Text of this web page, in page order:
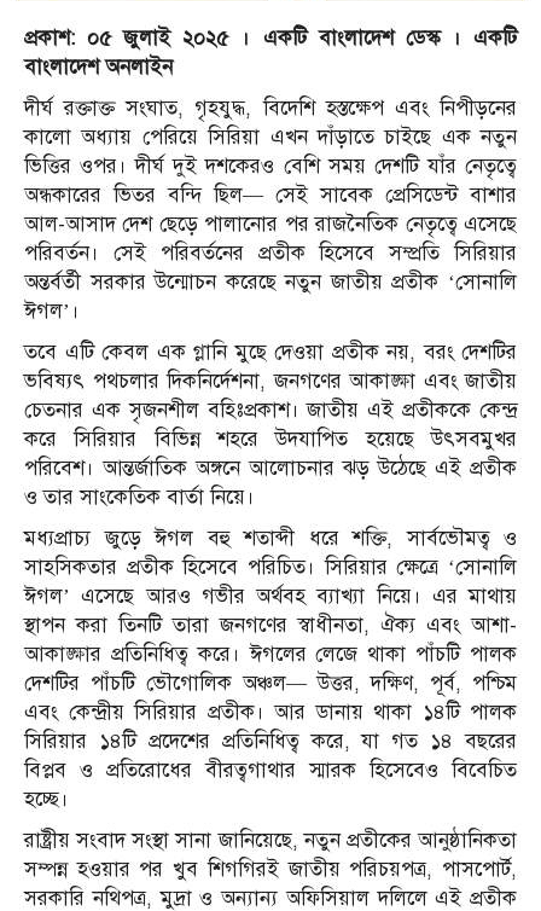
প্রকাশ: ০৫ জুলাই ২০২৫ । একটি বাংলাদেশ ডেস্ক । একটি
বাংলাদেশ অনলাইন
দীর্ঘ রক্তাক্ত সংঘাত, গৃহযুদ্ধ, বিদেশি হস্তক্ষেপ এবং নিপীড়নের
কালো অধ্যায় পেরিয়ে সিরিয়া এখন দাঁড়াতে চাইছে এক নতুন
ভিত্তির ওপর। দীর্ঘ দুই দশকেরও বেশি সময় দেশটি যাঁর নেতৃত্বে
অন্ধকারের ভিতর বন্দি ছিল— সেই সাবেক প্রেসিডেন্ট বাশার
আল-আসাদ দেশ ছেড়ে পালানোর পর রাজনৈতিক নেতৃত্বে এসেছে
পরিবর্তন। সেই পরিবর্তনের প্রতীক হিসেবে সম্প্রতি সিরিয়ার
অন্তর্বর্তী সরকার উন্মোচন করেছে নতুন জাতীয় প্রতীক ‘সোনালি
ঈগল’।
তবে এটি কেবল এক গ্লানি মুছে দেওয়া প্রতীক নয়, বরং দেশটির
ভবিষ্যৎ পথচলার দিকনির্দেশনা, জনগণের আকাঙ্ক্ষা এবং জাতীয়
চেতনার এক সৃজনশীল বহিঃপ্রকাশ। জাতীয় এই প্রতীককে কেন্দ্র
করে সিরিয়ার বিভিন্ন শহরে উদযাপিত হয়েছে উৎসবমুখর
পরিবেশ। আন্তর্জাতিক অঙ্গনে আলোচনার ঝড় উঠেছে এই প্রতীক
ও তার সাংকেতিক বার্তা নিয়ে।
মধ্যপ্রাচ্য জুড়ে ঈগল বহু শতাব্দী ধরে শক্তি, সার্বভৌমত্ব ও
সাহসিকতার প্রতীক হিসেবে পরিচিত। সিরিয়ার ক্ষেত্রে ‘সোনালি
ঈগল’ এসেছে আরও গভীর অর্থবহ ব্যাখ্যা নিয়ে। এর মাথায়
স্থাপন করা তিনটি তারা জনগণের স্বাধীনতা, ঐক্য এবং আশা-
আকাঙ্ক্ষার প্রতিনিধিত্ব করে। ঈগলের লেজে থাকা পাঁচটি পালক
দেশটির পাঁচটি ভৌগোলিক অঞ্চল— উত্তর, দক্ষিণ, পূর্ব, পশ্চিম
এবং কেন্দ্রীয় সিরিয়ার প্রতীক। আর ডানায় থাকা ১৪টি পালক
সিরিয়ার ১৪টি প্রদেশের প্রতিনিধিত্ব করে, যা গত ১৪ বছরের
বিপ্লব ও প্রতিরোধের বীরত্বগাথার স্মারক হিসেবেও বিবেচিত
হচ্ছে।
রাষ্ট্রীয় সংবাদ সংস্থা সানা জানিয়েছে, নতুন প্রতীকের আনুষ্ঠানিকতা
সম্পন্ন হওয়ার পর খুব শিগগিরই জাতীয় পরিচয়পত্র, পাসপোর্ট,
সরকারি নথিপত্র, মুদ্রা ও অন্যান্য অফিসিয়াল দলিলে এই প্রতীক